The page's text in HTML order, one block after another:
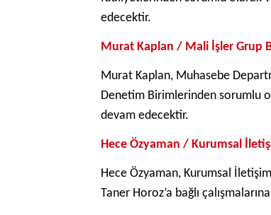
edecektir.
Murat Kaplan / Mali İşler Grup
Murat Kaplan, Muhasebe
Denetim Birimlerinden sorumlu
devam edecektir.
Hece Özyaman / Kurumsal
Hece Özyaman, Kurumsal
Taner Horoz’a bağlı